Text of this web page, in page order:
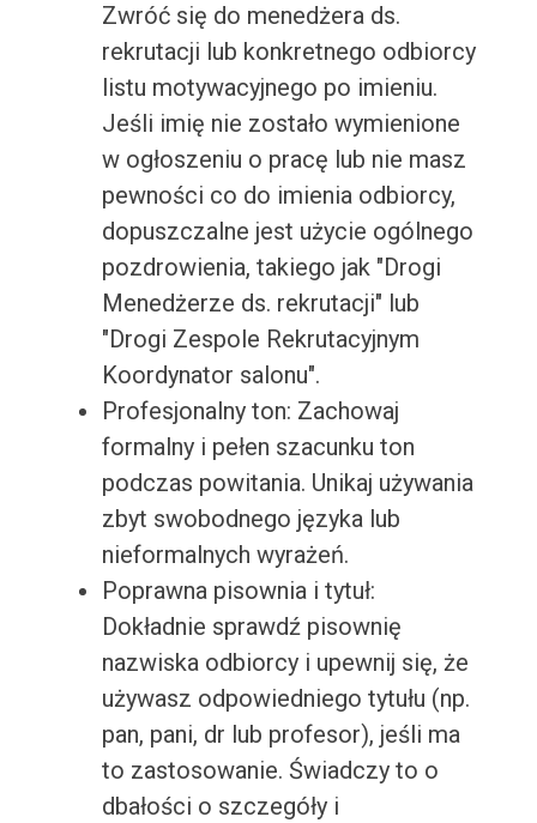
Zwróć się do menedżera ds.
rekrutacji lub konkretnego odbiorcy
listu motywacyjnego po imieniu.
Jeśli imię nie zostało wymienione
w ogłoszeniu o pracę lub nie masz
pewności co do imienia odbiorcy,
dopuszczalne jest użycie ogólnego
pozdrowienia, takiego jak "Drogi
Menedżerze ds. rekrutacji" lub
"Drogi Zespole Rekrutacyjnym
Koordynator salonu".
Profesjonalny ton: Zachowaj
formalny i pełen szacunku ton
podczas powitania. Unikaj używania
zbyt swobodnego języka lub
nieformalnych wyrażeń.
Poprawna pisownia i tytuł:
Dokładnie sprawdź pisownię
nazwiska odbiorcy i upewnij się, że
używasz odpowiedniego tytułu (np.
pan, pani, dr lub profesor), jeśli ma
to zastosowanie. Świadczy to o
dbałości o szczegóły i